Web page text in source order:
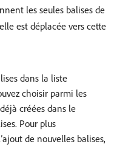
les seules balises de
est déplacée vers cette
dans la liste
choisir parmi les
créées dans le
Pour plus
de nouvelles balises,